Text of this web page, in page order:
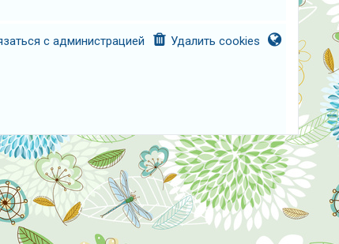
Удалить cookies
с администрацией